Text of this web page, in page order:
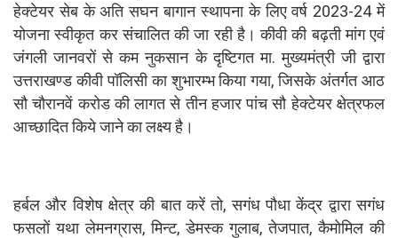
हेक्टेयर सेब के अति सघन बागान स्थापना के लिए वर्ष 2023-24 में
योजना स्वीकृत कर संचालित की जा रही है। कीवी की बढ़ती मांग एवं
जंगली जानवरों से कम नुकसान के दृष्टिगत मा. मुख्यमंत्री जी द्वारा
उत्तराखण्ड कीवी पॉलिसी का शुभारम्भ किया गया, जिसके अंतर्गत आठ
सौ चौरानवें करोड की लागत से तीन हजार पांच सौ हेक्टेयर क्षेत्रफल
आच्छादित किये जाने का लक्ष्य है।
हर्बल और विशेष क्षेत्र की बात करें तो, सगंध पौधा केंद्र द्वारा सगंध
फसलों यथा लेमनग्रास, मिन्ट, डेमस्क गुलाब, तेजपात, कैमोमिल की